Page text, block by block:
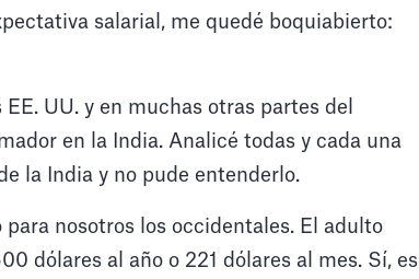
salarial, me quedé boquiabierto:
UU. y en muchas otras partes del
en la India. Analicé todas y cada una
la India y no pude entenderlo.
nosotros los occidentales. El adulto
dólares al año o 221 dólares al mes. Sí, es